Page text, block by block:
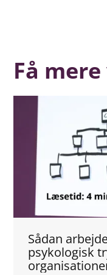
Få
Sådan
psykologisk